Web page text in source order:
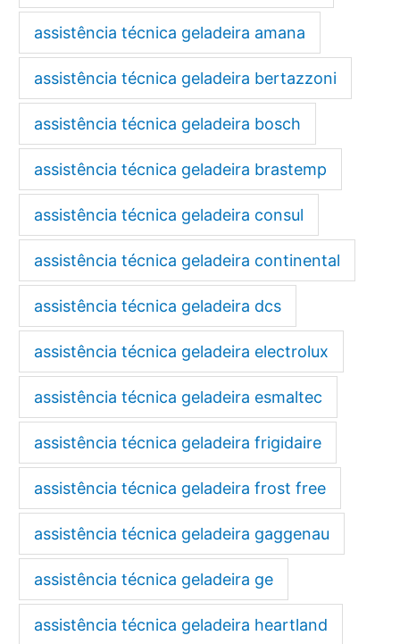
assistência técnica geladeira amana
assistência técnica geladeira bertazzoni
assistência técnica geladeira bosch
assistência técnica geladeira brastemp
assistência técnica geladeira consul
assistência técnica geladeira continental
assistência técnica geladeira dcs
assistência técnica geladeira electrolux
assistência técnica geladeira esmaltec
assistência técnica geladeira frigidaire
assistência técnica geladeira frost free
assistência técnica geladeira gaggenau
assistência técnica geladeira ge
assistência técnica geladeira heartland